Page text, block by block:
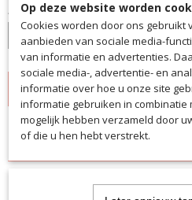
Aantal
IN WINKELWAGEN
Specificaties
Omschrijving
Op deze website worden
Cookies worden door ons gebruikt
aanbieden van sociale media-
van informatie en advertenties.
sociale media-, advertentie- en
informatie over hoe u onze site
informatie gebruiken in combinatie
mogelijk hebben verzameld door
of die u hen hebt verstrekt.